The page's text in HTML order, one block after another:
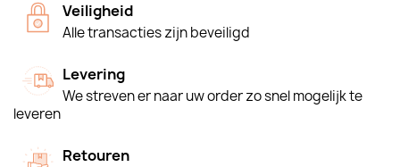
Veiligheid
Alle transacties zijn beveiligd
Levering
We streven er naar uw order zo snel mogelijk te
leveren
Retouren